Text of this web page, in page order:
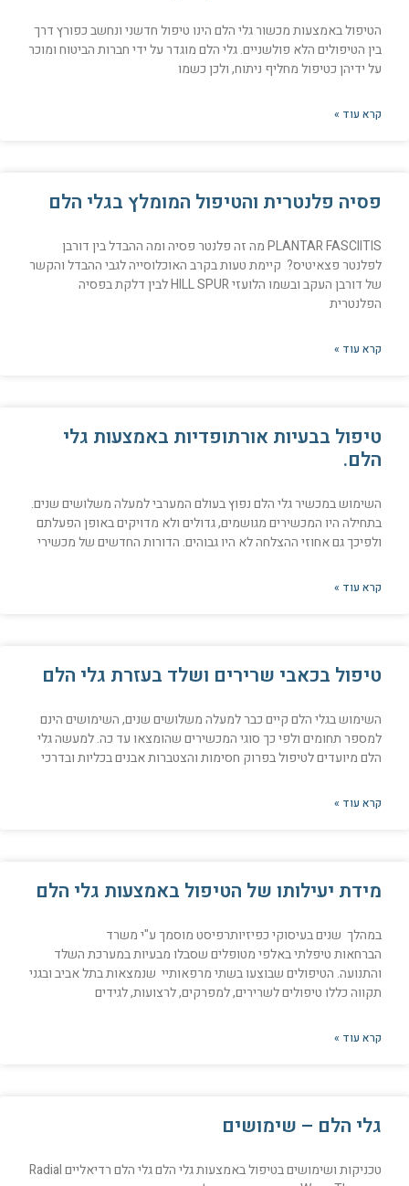
הטיפול באמצעות מכשור גלי הלם הינו טיפול חדשני ונחשב כפורץ דרך
בין הטיפולים הלא פולשניים. גלי הלם מוגדר על ידי חברות הביטוח ומוכר
על ידיהן כטיפול מחליף ניתוח, ולכן כשמו
קרא עוד »
פסיה פלנטרית והטיפול המומלץ בגלי הלם
PLANTAR FASCIITIS מה זה פלנטר פסיה ומה ההבדל בין דורבן
לפלנטר פצאיטיס? קיימת טעות בקרב האוכלוסייה לגבי ההבדל והקשר
של דורבן העקב ובשמו הלועזי HILL SPUR לבין דלקת בפסיה
הפלנטרית
קרא עוד »
טיפול בבעיות אורתופדיות באמצעות גלי
הלם.
השימוש במכשיר גלי הלם נפוץ בעולם המערבי למעלה משלושים שנים.
בתחילה היו המכשירים מגושמים, גדולים ולא מדויקים באופן הפעלתם
ולפיכך גם אחוזי ההצלחה לא היו גבוהים. הדורות החדשים של מכשירי
קרא עוד »
טיפול בכאבי שרירים ושלד בעזרת גלי הלם
השימוש בגלי הלם קיים כבר למעלה משלושים שנים, השימושים הינם
למספר תחומים ולפי כך סוגי המכשירים שהומצאו עד כה. למעשה גלי
הלם מיועדים לטיפול בפרוק חסימות והצטברות אבנים בכליות ובדרכי
קרא עוד »
מידת יעילותו של הטיפול באמצעות גלי הלם
במהלך שנים בעיסוקי כפיזיותרפיסט מוסמך ע"י משרד
הברחאות טיפלתי באלפי מטופלים שסבלו מבעיות במערכת השלד
והתנועה. הטיפולים שבוצעו בשתי מרפאותיי שנמצאות בתל אביב ובגני
תקווה כללו טיפולים לשרירים, למפרקים, לרצועות, לגידים
קרא עוד »
גלי הלם – שימושים
טכניקות ושימושים בטיפול באמצעות גלי הלם גלי הלם רדיאליים Radial